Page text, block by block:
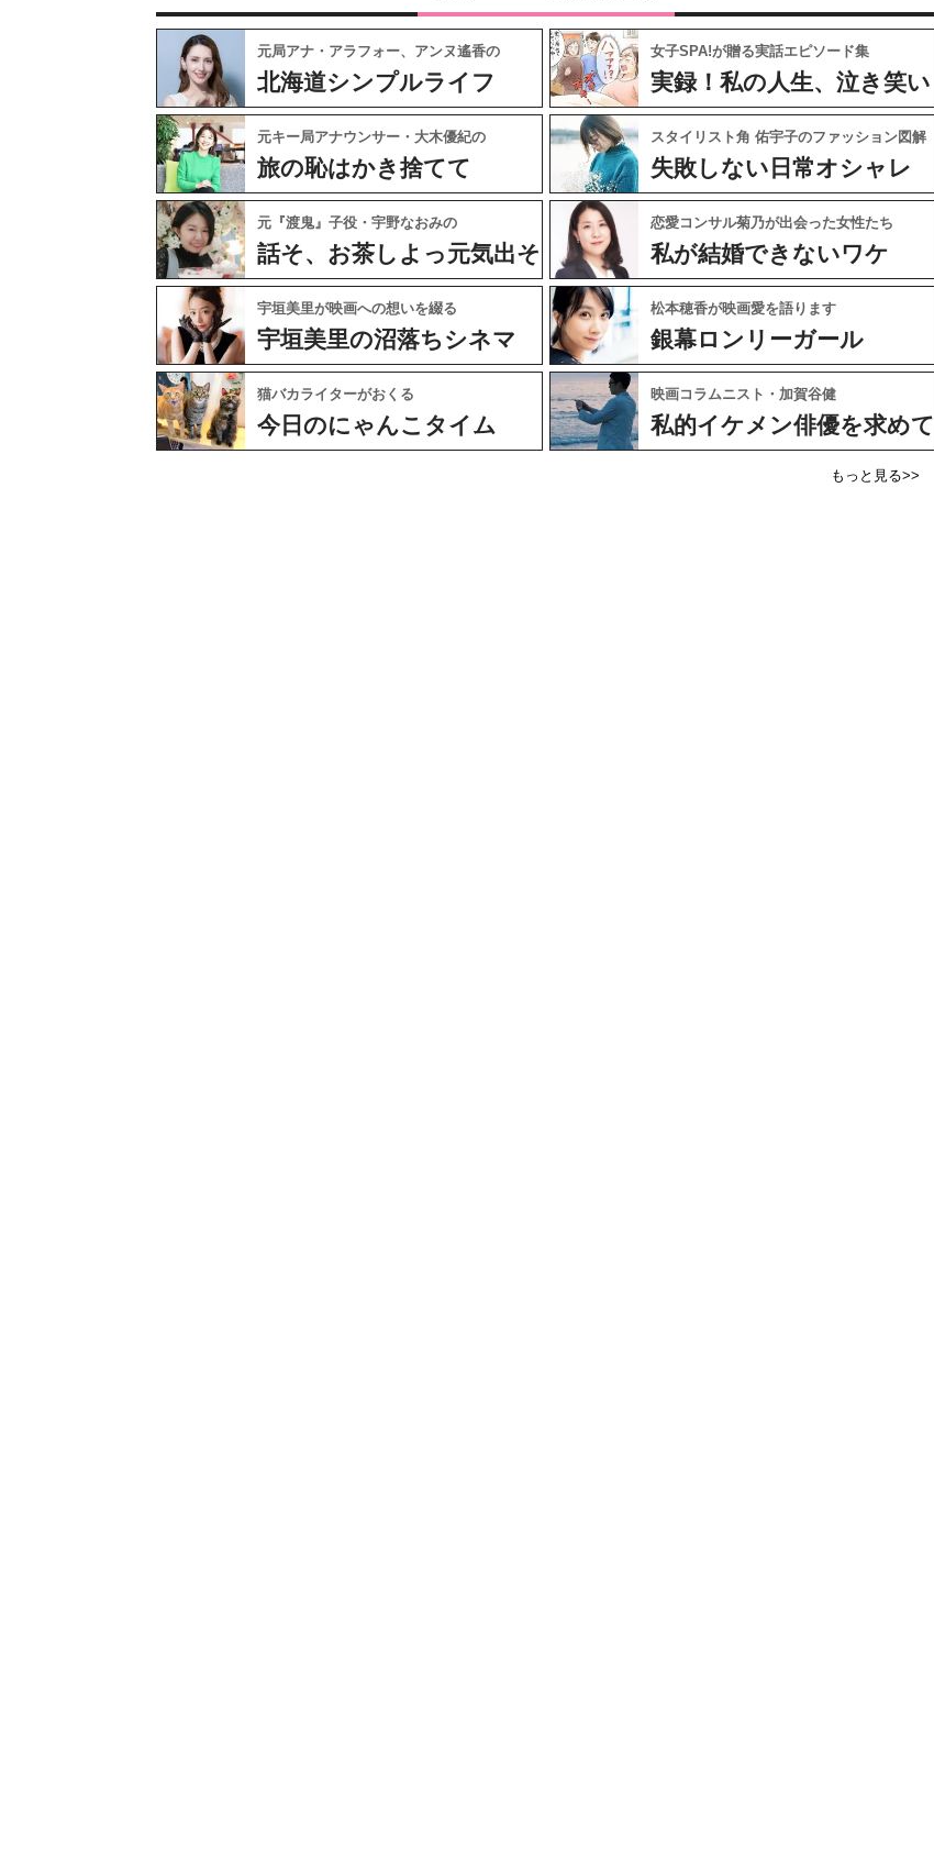
元局アナ・アラフォー、アンヌ遙香の
北海道シンプルライフ
女子SPA!が贈る実話エピソード集
実録！私の人生、泣き笑い
元キー局アナウンサー・大木優紀の
旅の恥はかき捨てて
スタイリスト角 佑宇子のファッション図解
失敗しない日常オシャレ
元『渡鬼』子役・宇野なおみの
話そ、お茶しよっ元気出そ
恋愛コンサル菊乃が出会った女性たち
私が結婚できないワケ
宇垣美里が映画への想いを綴る
宇垣美里の沼落ちシネマ
松本穂香が映画愛を語ります
銀幕ロンリーガール
猫バカライターがおくる
今日のにゃんこタイム
映画コラムニスト・加賀谷健
私的イケメン俳優を求めて
もっと見る>>